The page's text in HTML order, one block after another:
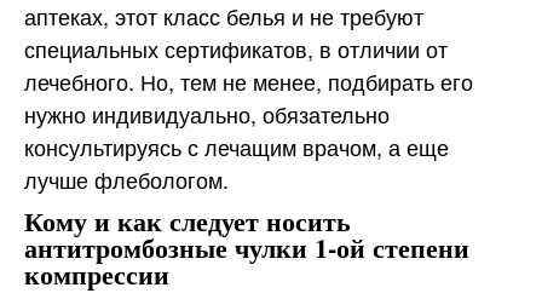
аптеках, этот класс белья и не требуют
специальных сертификатов, в отличии от
лечебного. Но, тем не менее, подбирать его
нужно индивидуально, обязательно
консультируясь с лечащим врачом, а еще
лучше флебологом.
Кому и как следует носить
антитромбозные чулки 1-ой степени
компрессии